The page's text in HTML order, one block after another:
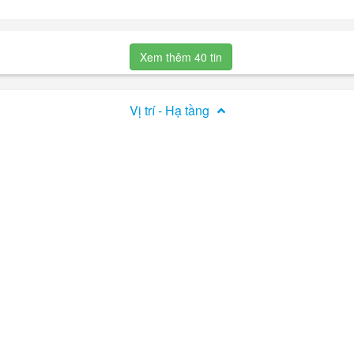
bao gồm điều hòa, tủ lạnh, giường... Pháp lý đầy đủ.
Xem thêm 40 tin
Vị trí - Hạ tầng